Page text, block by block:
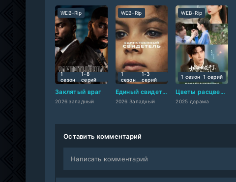
Заклятый враг
2026 западный
WEB-Rip
1
сезон
1-8
cерий
Единый свидетель
2026 Западный
WEB-Rip
1
сезон
1-3
cерий
Цветы расцвели, а ты уходишь?
2025 дорама
WEB-Rip
1 сезон 1 cерий
Оставить комментарий
Написать комментарий